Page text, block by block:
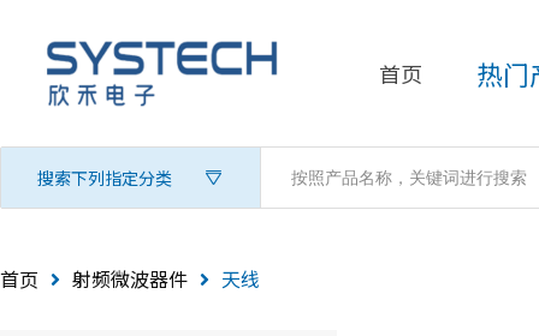
首页 热门
搜索下列指定分类
首页 射频微波器件 天线